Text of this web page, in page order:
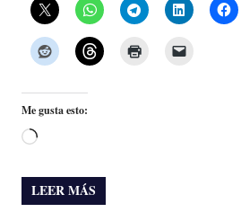
Me gusta esto:
Cargando...
LEER MÁS